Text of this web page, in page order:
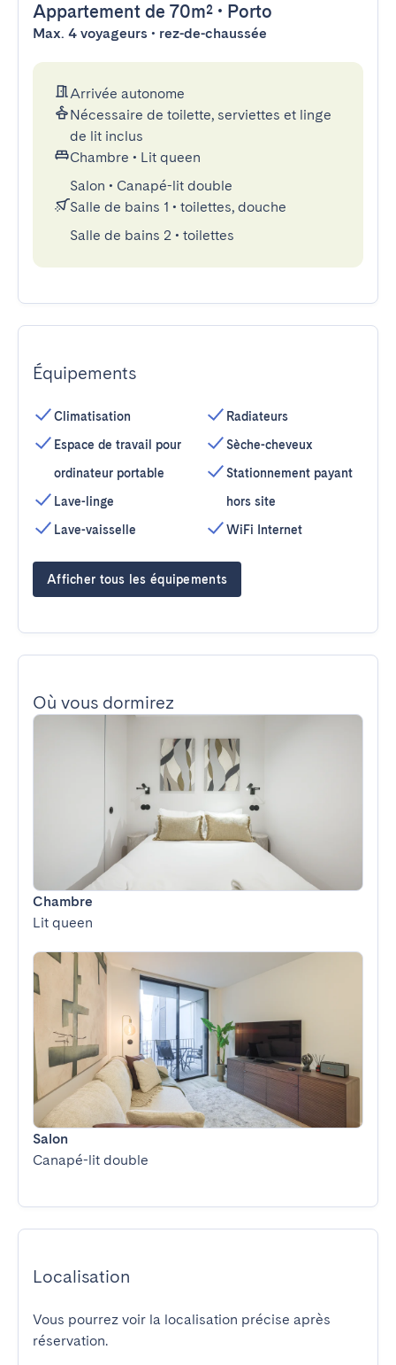
Appartement de 70m² • Porto
Max. 4 voyageurs • rez-de-chaussée
Arrivée autonome
Nécessaire de toilette, serviettes et linge
de lit inclus
Chambre • Lit queen
Salon • Canapé-lit double
Salle de bains 1 • toilettes, douche
Salle de bains 2 • toilettes
Équipements
Climatisation
Espace de travail pour
ordinateur portable
Lave-linge
Lave-vaisselle
Radiateurs
Sèche-cheveux
Stationnement payant
hors site
WiFi Internet
Afficher tous les équipements
Où vous dormirez
Chambre
Lit queen
Salon
Canapé-lit double
Localisation
Vous pourrez voir la localisation précise après
réservation.